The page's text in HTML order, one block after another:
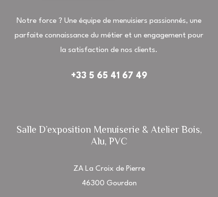
Notre force ? Une équipe de menuisiers passionnés, une
parfaite connaissance du métier et un engagement pour
la satisfaction de nos clients.
+33 5 65 41 67 49
Salle D’exposition Menuiserie & Atelier Bois,
Alu, PVC
ZA La Croix de Pierre
46300 Gourdon